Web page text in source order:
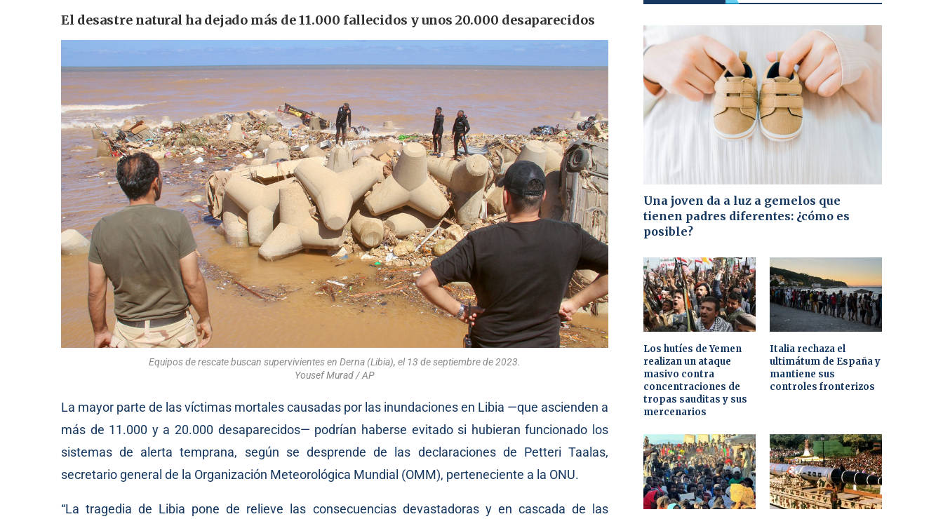
El desastre natural ha dejado más de 11.000 fallecidos y unos 20.000 desaparecidos
Equipos de rescate buscan supervivientes en Derna (Libia), el 13 de septiembre de 2023.
Yousef Murad / AP
La mayor parte de las víctimas mortales causadas por las inundaciones en Libia —que ascienden a
más de 11.000 y a 20.000 desaparecidos— podrían haberse evitado si hubieran funcionado los
sistemas de alerta temprana, según se desprende de las declaracionesde Petteri Taalas,
secretario general de la Organización Meteorológica Mundial (OMM), perteneciente a la ONU.
“La tragedia de Libia pone de relieve las consecuencias devastadoras y en cascada de las
Una joven da a luz a gemelos que
tienen padres diferentes: ¿cómo es
posible?
Los hutíes de Yemen
realizan un ataque
masivo contra
concentraciones de
tropas sauditas y sus
mercenarios
Italia rechaza el
ultimátum de España y
mantiene sus
controles fronterizos